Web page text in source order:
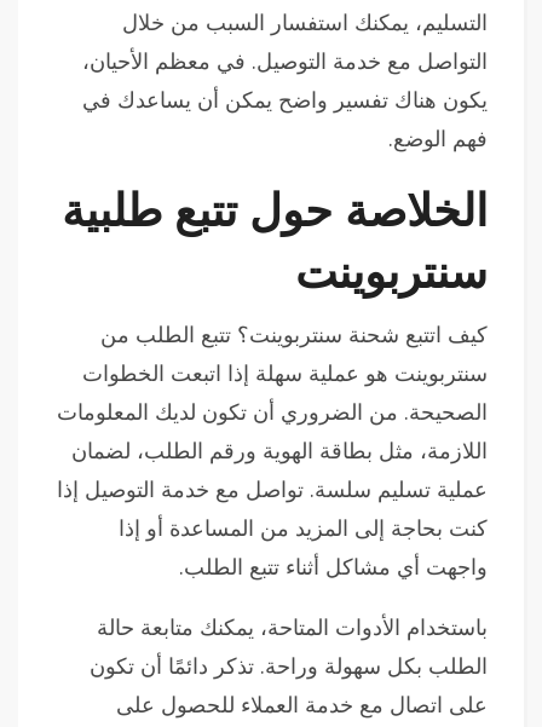
التسليم، يمكنك استفسار السبب من خلال
التواصل مع خدمة التوصيل. في معظم الأحيان،
يكون هناك تفسير واضح يمكن أن يساعدك في
فهم الوضع.
الخلاصة حول تتبع طلبية
سنتربوينت
كيف اتتبع شحنة سنتربوينت؟ تتبع الطلب من
سنتربوينت هو عملية سهلة إذا اتبعت الخطوات
الصحيحة. من الضروري أن تكون لديك المعلومات
اللازمة، مثل بطاقة الهوية ورقم الطلب، لضمان
عملية تسليم سلسة. تواصل مع خدمة التوصيل إذا
كنت بحاجة إلى المزيد من المساعدة أو إذا
واجهت أي مشاكل أثناء تتبع الطلب.
باستخدام الأدوات المتاحة، يمكنك متابعة حالة
الطلب بكل سهولة وراحة. تذكر دائمًا أن تكون
على اتصال مع خدمة العملاء للحصول على